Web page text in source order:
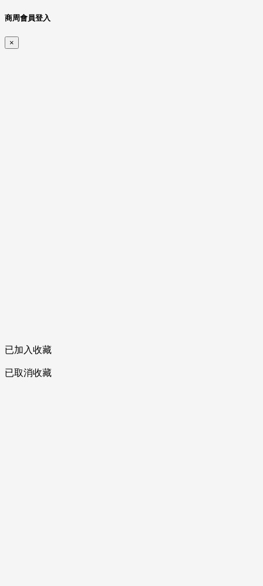
商周會員登入
×
已加入收藏
已取消收藏